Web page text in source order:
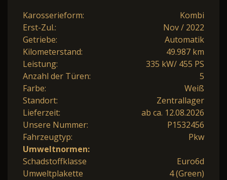
Karosserieform:
Kombi
Erst-Zul.:
Nov / 2022
Getriebe:
Automatik
Kilometerstand:
49.987 km
Leistung:
335 kW/ 455 PS
Anzahl der Türen:
5
Farbe:
Weiß
Standort:
Zentrallager
Lieferzeit:
ab ca. 12.08.2026
Unsere Nummer:
P1532456
Fahrzeugtyp:
Pkw
Umweltnormen:
Schadstoffklasse
Euro6d
Umweltplakette
4 (Green)